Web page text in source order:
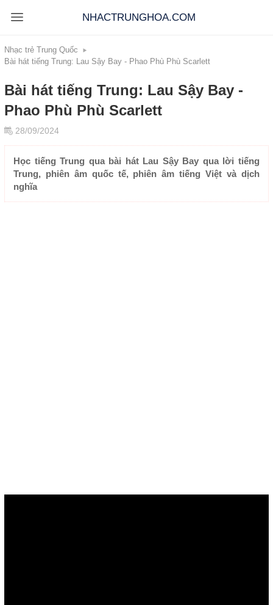
NHACTRUNGHOA.COM
Nhạc trẻ Trung Quốc
Bài hát tiếng Trung: Lau Sậy Bay - Phao Phù Phù Scarlett
Bài hát tiếng Trung: Lau Sậy Bay -
Phao Phù Phù Scarlett
28/09/2024
Học tiếng Trung qua bài hát Lau Sậy Bay qua lời tiếng
Trung, phiên âm quốc tế, phiên âm tiếng Việt và dịch
nghĩa